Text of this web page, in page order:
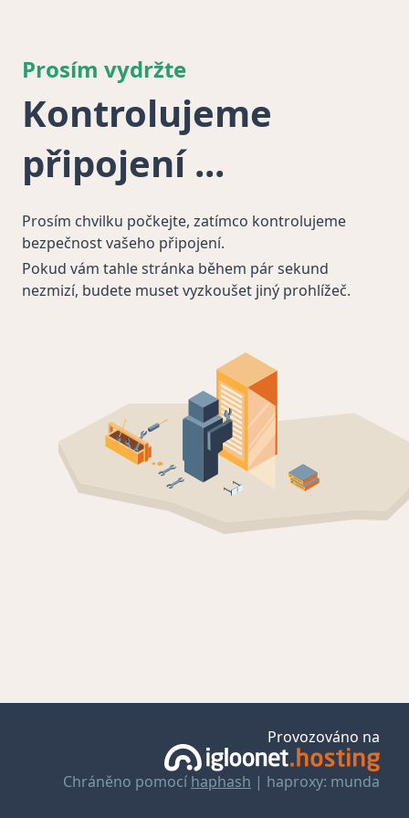
Prosím vydržte
Kontrolujeme
připojení
Prosím chvilku počkejte, zatímco kontrolujeme
bezpečnost vašeho připojení.
Pokud vám tahle stránka během pár sekund
nezmizí, budete muset vyzkoušet jiný prohlížeč.
Provozováno na
Chráněno pomocí haphash | haproxy: munda